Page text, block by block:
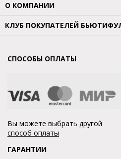
О КОМПАНИИ
КЛУБ ПОКУПАТЕЛЕЙ
СПОСОБЫ ОПЛАТЫ
Вы можете выбрать другой
способ оплаты
ГАРАНТИИ